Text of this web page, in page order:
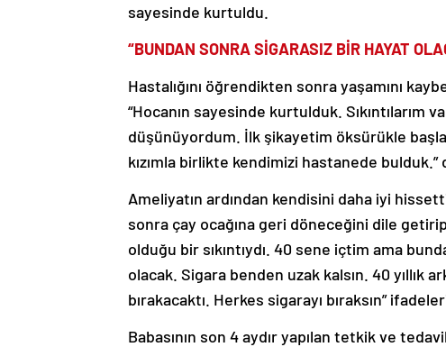
sayesinde kurtuldu.
“BUNDAN SONRA SİGARASIZ BİR HAYAT
Hastalığını öğrendikten sonra yaşamını
“Hocanın sayesinde kurtulduk. Sıkıntılarım
düşünüyordum. İlk şikayetim öksürükle
kızımla birlikte kendimizi hastanede bulduk.”
Ameliyatın ardından kendisini daha iyi
sonra çay ocağına geri döneceğini dile
olduğu bir sıkıntıydı. 40 sene içtim ama
olacak. Sigara benden uzak kalsın. 40 yıllık
bırakacaktı. Herkes sigarayı bıraksın”
Babasının son 4 aydır yapılan tetkik ve